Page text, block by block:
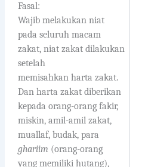
Fasal:
Wajib melakukan niat
pada seluruh macam
zakat, niat zakat dilakukan
setelah
memisahkan harta zakat.
Dan harta zakat diberikan
kepada orang-orang fakir,
miskin, amil-amil zakat,
muallaf, budak, para
ghariim (orang-orang
yang memiliki hutang),